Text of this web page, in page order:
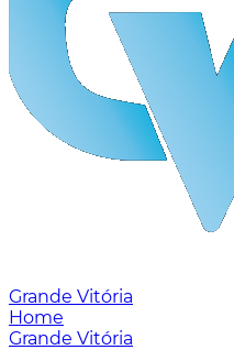
Grande Vitória
Home
Grande Vitória